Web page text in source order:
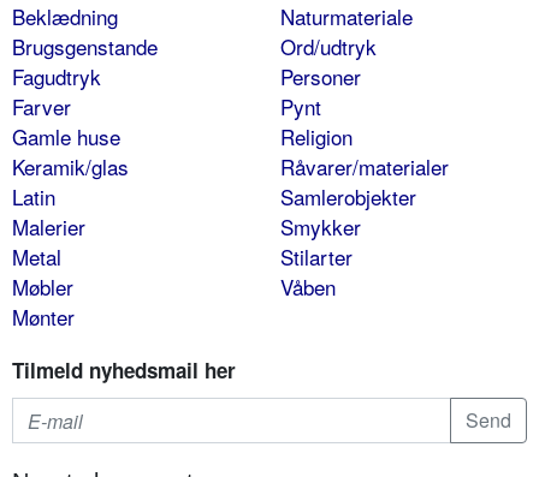
Beklædning
Brugsgenstande
Fagudtryk
Farver
Gamle huse
Keramik/glas
Latin
Malerier
Metal
Møbler
Mønter
Naturmateriale
Ord/udtryk
Personer
Pynt
Religion
Råvarer/materialer
Samlerobjekter
Smykker
Stilarter
Våben
Tilmeld nyhedsmail her